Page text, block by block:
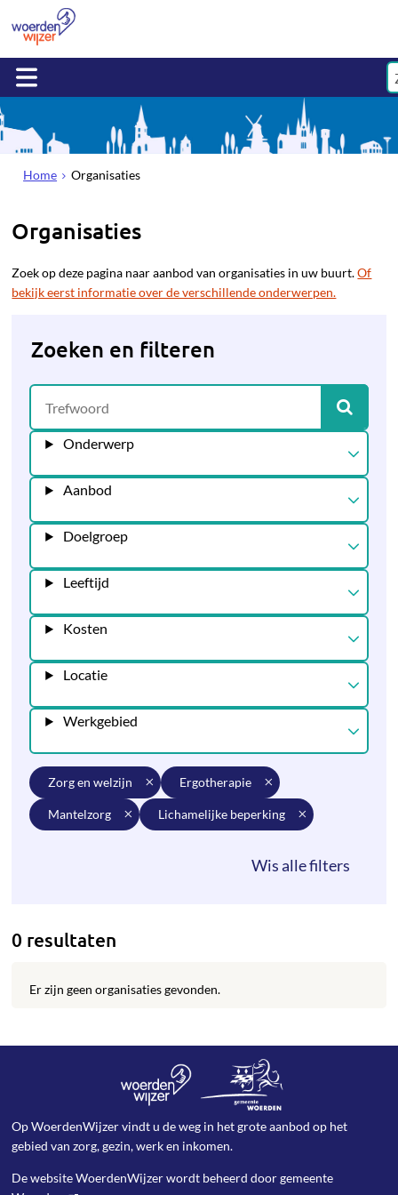
Home Organisaties
Organisaties
Zoek op deze pagina naar aanbod van organisaties in uw buurt.Of
bekijk eerst informatie over de verschillende onderwerpen.
Zoeken en filteren
Onderwerp
Aanbod
Doelgroep
Leeftijd
Kosten
Locatie
Werkgebied
zorg en welzijn ergotherapie
mantelzorg lichamelijke beperking
0 resultaten
Er zijn geen organisaties gevonden.
Op WoerdenWijzer vindt u de weg in het grote aanbod op het
gebied van zorg, gezin, werk en inkomen.
De website WoerdenWijzer wordt beheerd doorgemeente